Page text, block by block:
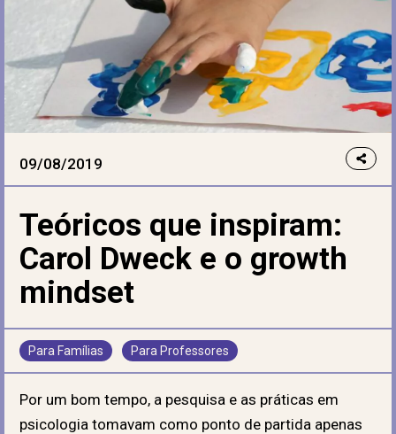
09/08/2019
Teóricos que inspiram:
Carol Dweck e o growth
mindset
Para Famílias Para Professores
Por um bom tempo, a pesquisa e as práticas em
psicologia tomavam como ponto de partida apenas